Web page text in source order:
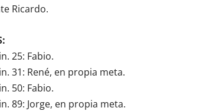
Ricardo.
25: Fabio.
31: René, en propia meta.
50: Fabio.
89: Jorge, en propia meta.